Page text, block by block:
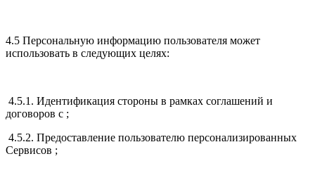
4.5 Персональную информацию пользователя может
использовать в следующих целях:
4.5.1. Идентификация стороны в рамках соглашений и
договоров с ;
4.5.2. Предоставление пользователю персонализированных
Сервисов ;